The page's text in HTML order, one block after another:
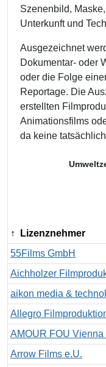
Szenenbild,
Unterkunft und
Ausgezeichnet
Dokumentar- oder
oder die Folge
Reportage. Die
erstellten
Animationsfilms
da keine
Lizenznehmer
55Films GmbH
Aichholzer
aikon media &
Allegro
AMOUR FOU Vienna
Arrow Films e.U.